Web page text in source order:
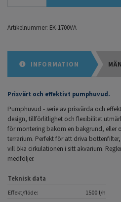
Artikelnummer: EK-1700VA
INFORMATION
Prisvärt och effektivt pumphuvud.
Pumphuvud - serie av prisvärda och
design, tillförlitlighet och flexibilitet
för montering bakom en bakgrund, eller
terrarium. Perfekt för att driva
vill öka cirkulationen i sitt akvarium.
medföljer.
Teknisk data
Effekt/flöde:
1500 l/h